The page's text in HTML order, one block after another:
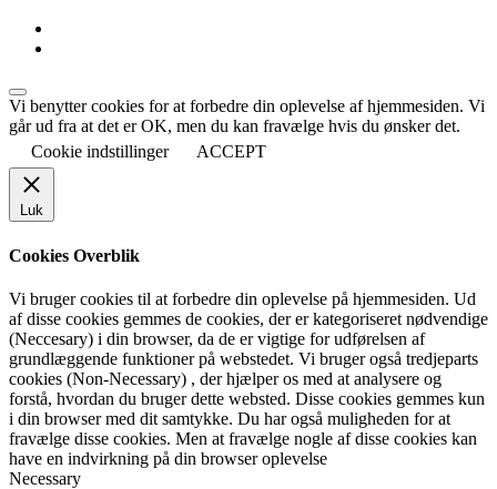
Vi benytter cookies for at forbedre din oplevelse af hjemmesiden. Vi
går ud fra at det er OK, men du kan fravælge hvis du ønsker det.
Cookie indstillinger
ACCEPT
Luk
Cookies Overblik
Vi bruger cookies til at forbedre din oplevelse på hjemmesiden. Ud
af disse cookies gemmes de cookies, der er kategoriseret nødvendige
(Neccesary) i din browser, da de er vigtige for udførelsen af
grundlæggende funktioner på webstedet. Vi bruger også tredjeparts
cookies (Non-Necessary) , der hjælper os med at analysere og
forstå, hvordan du bruger dette websted. Disse cookies gemmes kun
i din browser med dit samtykke. Du har også muligheden for at
fravælge disse cookies. Men at fravælge nogle af disse cookies kan
have en indvirkning på din browser oplevelse
Necessary